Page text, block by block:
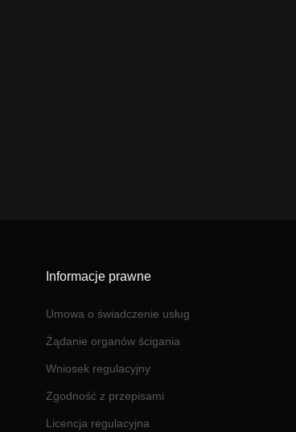
Informacje prawne
Umowa o świadczenie usług
Żądanie organów ścigania
Wniosek regulacyjny
Zgodność z przepisami
Licencja regulacyjna